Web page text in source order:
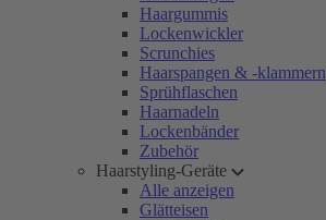
Haargummis
Lockenwickler
Scrunchies
Haarspangen & -klammern
Sprühflaschen
Haarnadeln
Lockenbänder
Zubehör
Haarstyling-Geräte
Alle anzeigen
Glätteisen